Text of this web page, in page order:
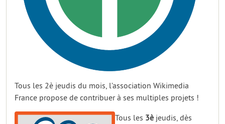
Tous les 2è jeudis du mois, l’association Wikimedia
France propose de contribuer à ses multiples projets !
Tous les 3è jeudis, dès